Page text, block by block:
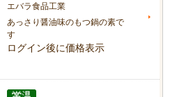
エバラ食品工業
あっさり醤油味のもつ鍋の素で
す
ログイン後に価格表示